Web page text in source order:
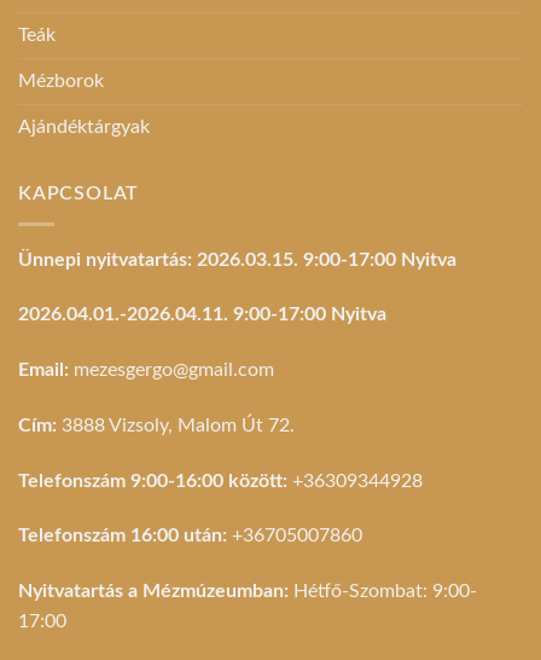
Teák
Mézborok
Ajándéktárgyak
KAPCSOLAT
Ünnepi nyitvatartás: 2026.03.15. 9:00-17:00 Nyitva
2026.04.01.-2026.04.11. 9:00-17:00 Nyitva
Email: mezesgergo@gmail.com
Cím: 3888 Vizsoly, Malom Út 72.
Telefonszám 9:00-16:00 között: +36309344928
Telefonszám 16:00 után: +36705007860
Nyitvatartás a Mézmúzeumban: Hétfő-Szombat: 9:00-
17:00